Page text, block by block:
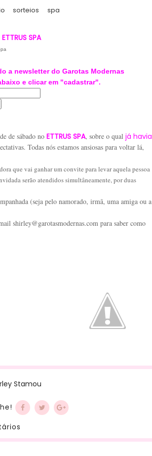
sorteios spa
ETTRUS SPA
a newsletter do Garotas Modernas
e clicar em "cadastrar".
de sábado noETTRUS SPA, sobre o qualjá havia
Todas nós estamos ansiosas para voltar lá,
que vai ganhar um convite para levar aquela pessoa
serão atendidos simultâneamente, por duas
(seja pelo namorado, irmã, uma amiga ou a
shirley@garotasmodernas.com para saber como
Stamou